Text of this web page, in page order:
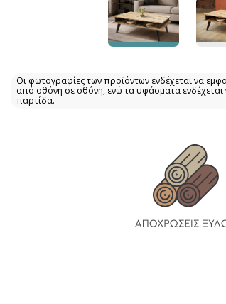
Οι φωτογραφίες των προϊόντων ενδέχεται να
από οθόνη σε οθόνη, ενώ τα υφάσματα
παρτίδα.